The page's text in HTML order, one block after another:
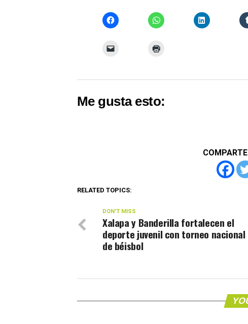
Me gusta esto:
RELATED TOPICS:
DON'T MISS
Xalapa y Banderilla fortalecen el
deporte juvenil con torneo nacional
de béisbol